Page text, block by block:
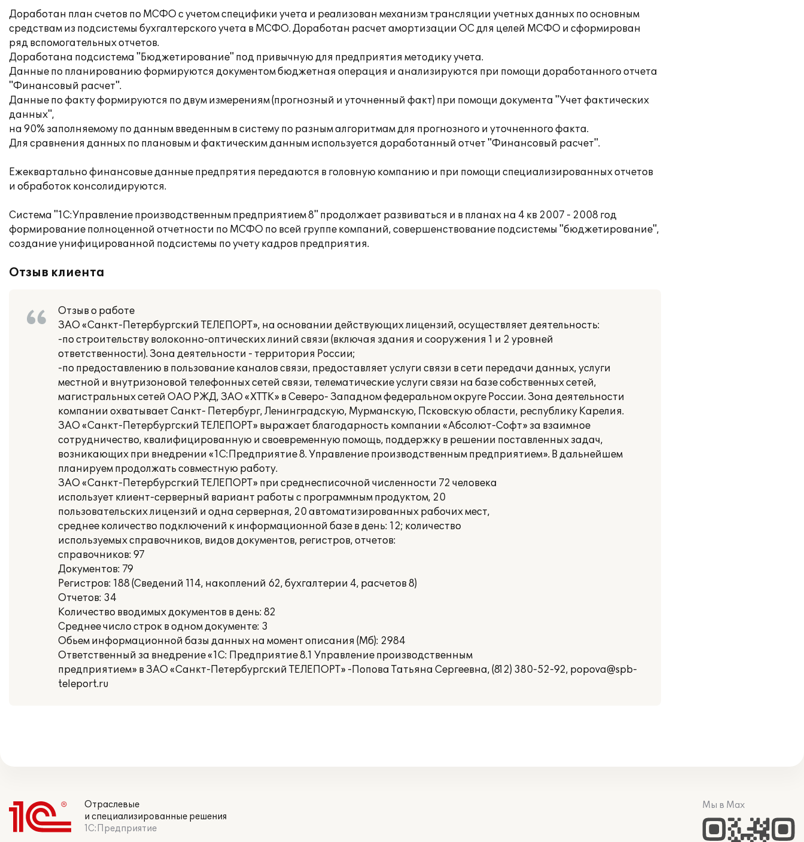
Доработан план счетов по МСФО с учетом специфики учета и реализован механизм трансляции учетных данных по основным
средствам из подсистемы бухгалтерского учета в МСФО. Доработан расчет амортизации ОС для целей МСФО и сформирован
ряд вспомогательных отчетов.
Доработана подсистема "Бюджетирование" под привычную для предприятия методику учета.
Данные по планированию формируются документом бюджетная операция и анализируются при помощи доработанного отчета
"Финансовый расчет".
Данные по факту формируются по двум измерениям (прогнозный и уточненный факт) при помощи документа "Учет фактических
данных",
на 90% заполняемому по данным введенным в систему по разным алгоритмам для прогнозного и уточненного факта.
Для сравнения данных по плановым и фактическим данным используется доработанный отчет "Финансовый расчет".
Ежеквартально финансовые данные предпрятия передаются в головную компанию и при помощи специализированных отчетов
и обработок консолидируются.
Система "1C:Управление производственным предприятием 8" продолжает развиваться и в планах на 4 кв 2007 - 2008 год
формирование полноценной отчетности по МСФО по всей группе компаний, совершенствование подсистемы "бюджетирование",
создание унифицированной подсистемы по учету кадров предприятия.
Отзыв клиента
Отзыв о работе
ЗАО «Санкт-Петербургский ТЕЛЕПОРТ», на основании действующих лицензий, осуществляет деятельность:
-по строительству волоконно-оптических линий связи (включая здания и сооружения 1 и 2 уровней
ответственности). Зона деятельности - территория России;
-по предоставлению в пользование каналов связи, предоставляет услуги связи в сети передачи данных, услуги
местной и внутризоновой телефонных сетей связи, телематические услуги связи на базе собственных сетей,
магистральных сетей ОАО РЖД, ЗАО «ХТТК» в Северо- Западном федеральном округе России. Зона деятельности
компании охватывает Санкт- Петербург, Ленинградскую, Мурманскую, Псковскую области, республику Карелия.
ЗАО «Санкт-Петербургский ТЕЛЕПОРТ» выражает благодарность компании «Абсолют-Софт» за взаимное
сотрудничество, квалифицированную и своевременную помощь, поддержку в решении поставленных задач,
возникающих при внедрении «1С:Предприятие 8. Управление производственным предприятием». В дальнейшем
планируем продолжать совместную работу.
ЗАО «Санкт-Петербурсгкий ТЕЛЕПОРТ» при среднесписочной численности 72 человека
использует клиент-серверный вариант работы с программным продуктом, 20
пользовательских лицензий и одна серверная, 20 автоматизированных рабочих мест,
среднее количество подключений к информационной базе в день: 12; количество
используемых справочников, видов документов, регистров, отчетов:
справочников: 97
Документов: 79
Регистров: 188 (Сведений 114, накоплений 62, бухгалтерии 4, расчетов 8)
Отчетов: 34
Количество вводимых документов в день: 82
Среднее число строк в одном документе: 3
Обьем информационной базы данных на момент описания (Мб): 2984
Ответственный за внедрение «1С: Предприятие 8.1 Управление производственным
предприятием» в ЗАО «Санкт-Петербургский ТЕЛЕПОРТ» -Попова Татьяна Сергеевна, (812) 380-52-92, ророva@spb-
teleport.ru
Отраслевые
и специализированные решения
1С:Предприятие
Мы в Max